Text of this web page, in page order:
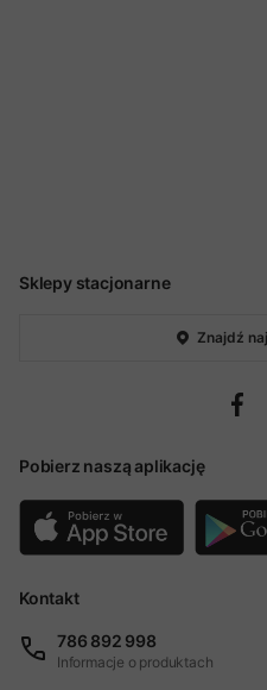
Sklepy stacjonarne
Znajdź
Pobierz naszą aplikację
Kontakt
786 892 998
Informacje o produktach